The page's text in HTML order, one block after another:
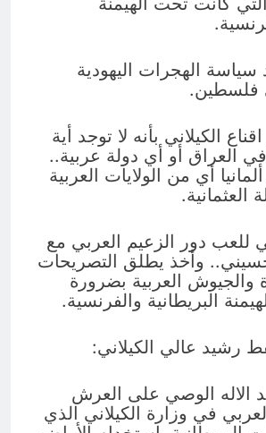
الهجرات اليهودية
فلسطين.
الكيلاني بأنه لا توجد أية
في العراق أو أي دولة عربية..
أي من الولايات العربية
العثمانية.
للعب دور الزعيم العربي مع
وأخذ يطلق التصريحات
والجيوش العربية بضرورة
البريطانية والفرنسية.
رشيد عالي الكيلاني:
الاله الوصي على العرش
في وزارة الكيلاني الذي